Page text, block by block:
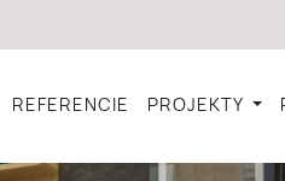
REFERENCIE PROJEKTY